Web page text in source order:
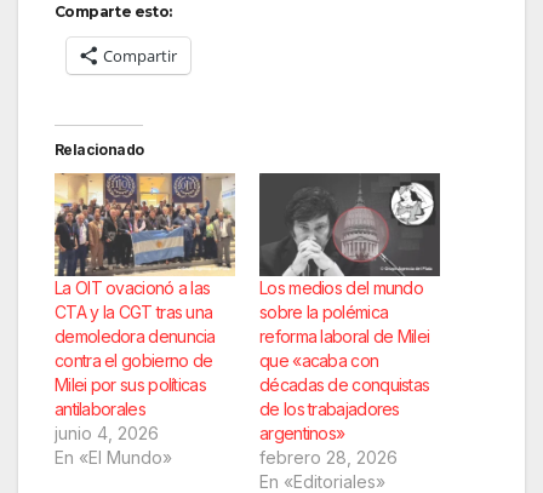
Comparte esto:
Compartir
Relacionado
La OIT ovacionó a las
CTA y la CGT tras una
demoledora denuncia
contra el gobierno de
Milei por sus políticas
antilaborales
junio 4, 2026
En «El Mundo»
Los medios del mundo
sobre la polémica
reforma laboral de Milei
que «acaba con
décadas de conquistas
de los trabajadores
argentinos»
febrero 28, 2026
En «Editoriales»